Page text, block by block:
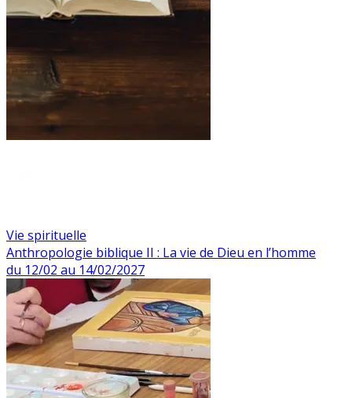
Vie spirituelle
Anthropologie biblique II : La vie de Dieu en l’homme
du 12/02 au 14/02/2027